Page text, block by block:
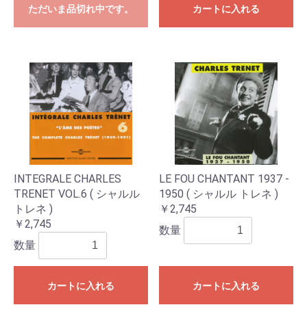
ただいま品切れ中です。 カートに入れる
INTEGRALE CHARLES
TRENET VOL.6 ( シャルル
トレネ )
￥2,745
数量
カートに入れる
LE FOU CHANTANT 1937 -
1950 ( シャルル トレネ )
￥2,745
数量
カートに入れる